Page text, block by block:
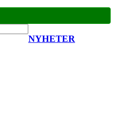
NYHETER